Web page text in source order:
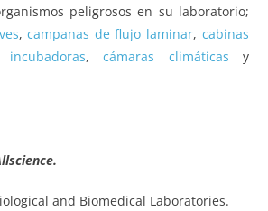
peligrosos en su laboratorio;
,campanas de flujo laminar, cabinas
incubadoras,cámaras climáticas y
and Biomedical Laboratories.